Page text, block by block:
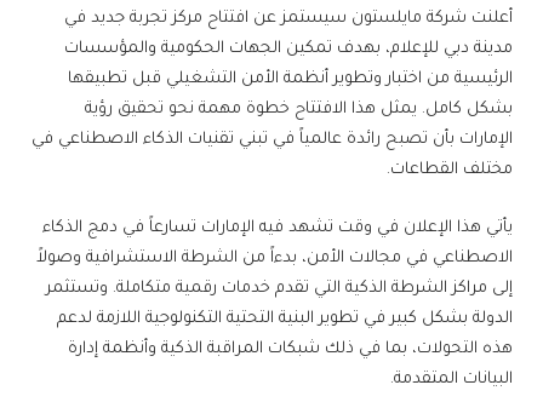
أعلنت شركة مايلستون سيستمز عن افتتاح مركز تجربة جديد في
مدينة دبي للإعلام، بهدف تمكين الجهات الحكومية والمؤسسات
الرئيسية من اختبار وتطوير أنظمة الأمن التشغيلي قبل تطبيقها
بشكل كامل. يمثل هذا الافتتاح خطوة مهمة نحو تحقيق رؤية
الإمارات بأن تصبح رائدة عالمياً في تبني تقنيات الذكاء الاصطناعي في
مختلف القطاعات.
يأتي هذا الإعلان في وقت تشهد فيه الإمارات تسارعاً في دمج الذكاء
الاصطناعي في مجالات الأمن، بدءاً من الشرطة الاستشرافية وصولاً
إلى مراكز الشرطة الذكية التي تقدم خدمات رقمية متكاملة. وتستثمر
الدولة بشكل كبير في تطوير البنية التحتية التكنولوجية اللازمة لدعم
هذه التحولات، بما في ذلك شبكات المراقبة الذكية وأنظمة إدارة
البيانات المتقدمة.